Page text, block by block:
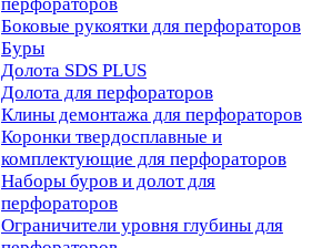
Боковые рукоятки для перфораторов
Буры
Долота SDS PLUS
Долота для перфораторов
Клины демонтажа для перфораторов
Коронки твердосплавные и
комплектующие для перфораторов
Наборы буров и долот для
перфораторов
Ограничители уровня глубины для